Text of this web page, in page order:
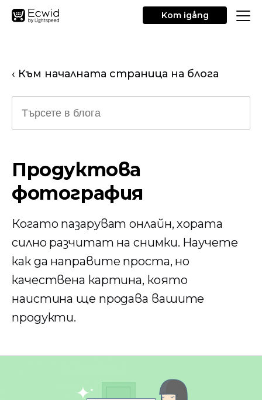
Kom igång
‹ Към началната страница на блога
Продуктова
фотография
Когато пазаруват онлайн, хората
силно разчитат на снимки. Научете
как да направите проста, но
качествена картина, която
наистина ще продава вашите
продукти.